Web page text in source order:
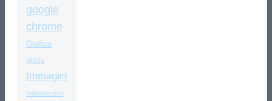
google
chrome
Grafica
gratis
Immagini
Indiscrezioni